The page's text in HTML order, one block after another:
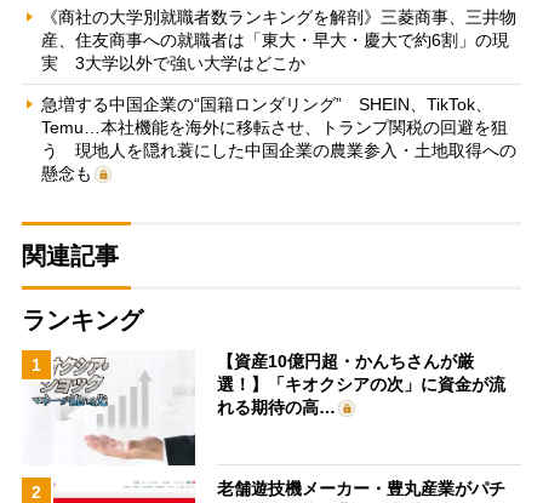
《商社の大学別就職者数ランキングを解剖》三菱商事、三井物
産、住友商事への就職者は「東大・早大・慶大で約6割」の現
実 3大学以外で強い大学はどこか
急増する中国企業の“国籍ロンダリング” SHEIN、TikTok、
Temu…本社機能を海外に移転させ、トランプ関税の回避を狙
う 現地人を隠れ蓑にした中国企業の農業参入・土地取得への
懸念も
関連記事
ランキング
1
【資産10億円超・かんちさんが厳
選！】「キオクシアの次」に資金が流
れる期待の高…
2
老舗遊技機メーカー・豊丸産業がパチ